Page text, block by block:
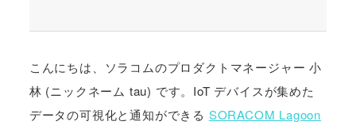
こんにちは、ソラコムのプロダクトマネージャー 小
林 (ニックネーム tau) です。IoT デバイスが集めた
データの可視化と通知ができる SORACOM Lagoon